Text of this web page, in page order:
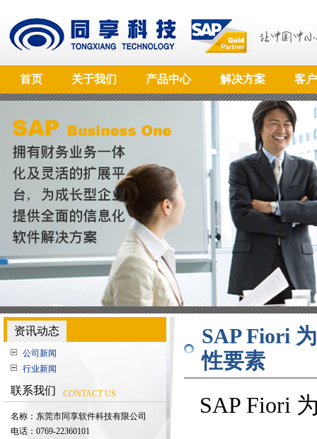
首页 关于我们 产品中心 解决方案 客
SAP Fiori
性要素
SAP Fiori
资讯动态
公司新闻
行业新闻
联系我们 CONTACT US
名称：东莞市同享软件科技有限公司
电话： 0769-22360101